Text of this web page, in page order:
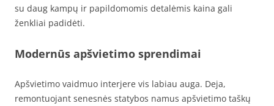
su daug kampų ir papildomomis detalėmis kaina gali
ženkliai padidėti.
Modernūs apšvietimo sprendimai
Apšvietimo vaidmuo interjere vis labiau auga. Deja,
remontuojant senesnės statybos namus apšvietimo taškų